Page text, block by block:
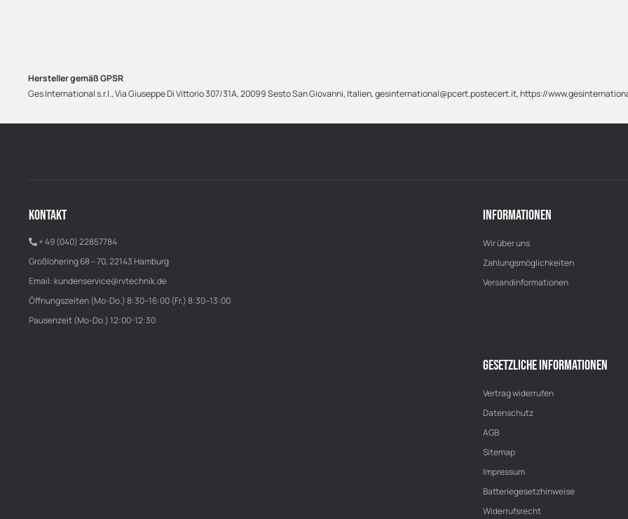
Hersteller gemäß GPSR
Ges International s.r.l., Via Giuseppe Di Vittorio 307/31A, 20099 Sesto San Giovanni, Italien, gesinternational@pcert.postecert.it, https://
KONTAKT
+ 49 (040) 22857784
Großlohering 68 – 70, 22143 Hamburg
Email: kundenservice@rvtechnik.de
Öffnungszeiten (Mo-Do.) 8:30–16:00 (Fr.) 8:30–13:00
Pausenzeit (Mo-Do.) 12:00-12:30
INFORMATIONEN
Wir über uns
Zahlungsmöglichkeiten
Versandinformationen
GESETZLICHE INFORMATIONEN
Vertrag widerrufen
Datenschutz
AGB
Sitemap
Impressum
Batteriegesetzhinweise
Widerrufsrecht